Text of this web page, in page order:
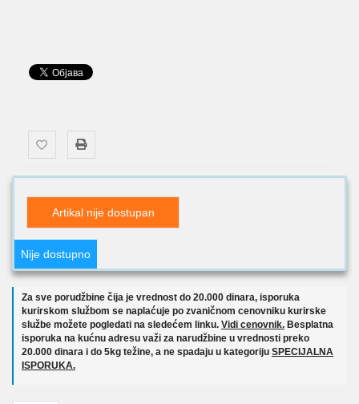
Artikal nije dostupan
Nije dostupno
Za sve porudžbine čija je vrednost do 20.000 dinara, isporuka
kurirskom službom se naplaćuje po zvaničnom cenovniku kurirske
službe možete pogledati na sledećem linku. Vidi cenovnik. Besplatna
isporuka na kućnu adresu važi za narudžbine u vrednosti preko
20.000 dinara i do 5kg težine, a ne spadaju u kategoriju SPECIJALNA
ISPORUKA.